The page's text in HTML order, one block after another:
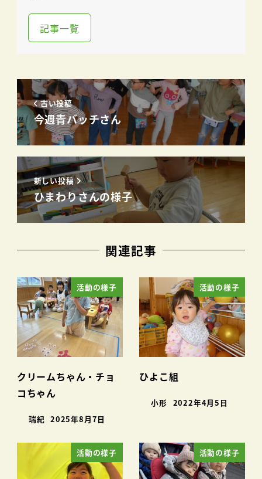
記事一覧
古い投稿
今週青バッチさん
新しい投稿
ひまわりさんの様子
関連記事
活動の様子
クリームちゃん・チョ
コちゃん
瑞紀 2025年8月7日
活動の様子
ひよこ組
小形 2022年4月5日
活動の様子 活動の様子